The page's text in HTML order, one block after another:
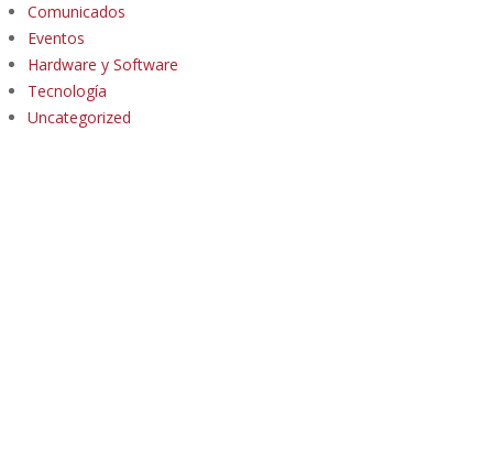
Comunicados
Eventos
Hardware y Software
Tecnología
Uncategorized